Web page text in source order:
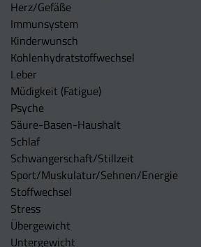
Herz/Gefäße
Immunsystem
Kinderwunsch
Kohlenhydratstoffwechsel
Leber
Müdigkeit (Fatigue)
Psyche
Säure-Basen-Haushalt
Schlaf
Schwangerschaft/Stillzeit
Sport/Muskulatur/Sehnen/Energie
Stoffwechsel
Stress
Übergewicht
Untergewicht